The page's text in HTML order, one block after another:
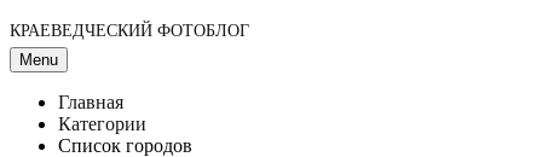
КРАЕВЕДЧЕСКИЙ ФОТОБЛОГ
Menu
Главная
Категории
Список городов